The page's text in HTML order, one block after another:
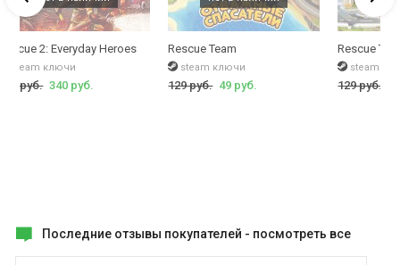
2: Everyday Heroes
steam ключи
руб. 340 руб.
Rescue Team
steam ключи
129 руб. 49 руб.
Rescue
steam
129 руб.
Последние отзывы покупателей - посмотреть все